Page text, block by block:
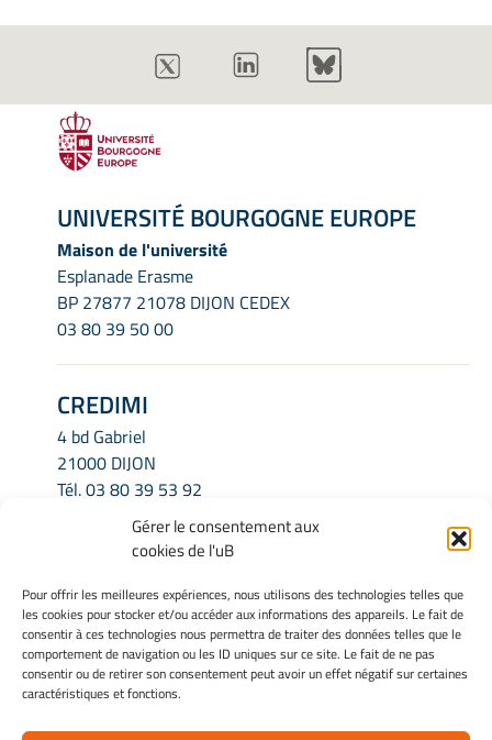
Gérer le consentement aux
cookies de l'uB
Pour offrir les meilleures expériences, nous utilisons des technologies telles que
les cookies pour stocker et/ou accéder aux informations des appareils. Le fait de
consentir à ces technologies nous permettra de traiter des données telles que le
comportement de navigation ou les ID uniques sur ce site. Le fait de ne pas
consentir ou de retirer son consentement peut avoir un effet négatif sur certaines
caractéristiques et fonctions.
UNIVERSITÉ BOURGOGNE EUROPE
Maison de l'université
Esplanade Erasme
BP 27877 21078 DIJON CEDEX
03 80 39 50 00
CREDIMI
4 bd Gabriel
21000 DIJON
Tél.03 80 39 53 92
credimi.secretariat@u-bourgogne.fr
INFORMATIONS LÉGALES
Mentions légales
Gérer mes cookies
Politique de cookies
Déclaration de confidentialité
Avertissement